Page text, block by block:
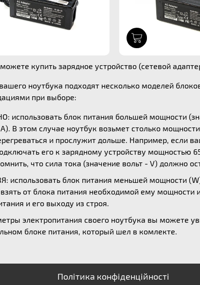
купить зарядное устройство (сетевой
ноутбука подходят несколько моделей
при выборе:
использовать блок питания большей мощности
В этом случае ноутбук возьмет столько
и прослужит дольше. Например, если
его к зарядному устройству мощностью
что сила тока (значение вольт - V) должно
использовать блок питания меньшей мощности
от блока питания необходимой ему мощности
и его выходу из строя.
электропитания своего ноутбука вы можете
блоке питания, который шел в комлекте.
Політика конфіденційності